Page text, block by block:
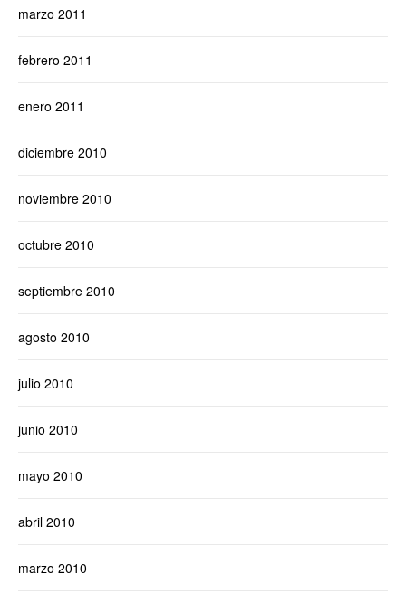
marzo 2011
febrero 2011
enero 2011
diciembre 2010
noviembre 2010
octubre 2010
septiembre 2010
agosto 2010
julio 2010
junio 2010
mayo 2010
abril 2010
marzo 2010